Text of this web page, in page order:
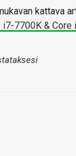
kattava
i7-7700K &